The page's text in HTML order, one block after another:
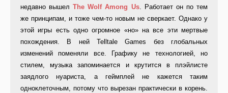
недавно вышелThe Wolf Among Us. Работает он по тем
же принципам, и тоже чем-то новым не сверкает. Однако у
этой игры есть одно огромное «но» на все эти мертвые
похождения. В ней Telltale Games без глобальных
изменений поменяли все. Графику не технологией, но
стилем, музыка запоминается и крутится в плэйлисте
заядлого нуариста, а геймплей не кажется таким
одноклеточным, потому что вырезан практически в корень.